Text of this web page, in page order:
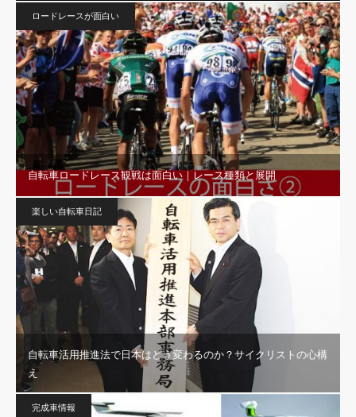
ロードレースが面白い
自転車ロードレース観戦は面白い｜レース種類と展開
楽しい自転車日記
自転車活用推進法で日本はどう変わるのか？サイクリストの心構
え
完成車情報